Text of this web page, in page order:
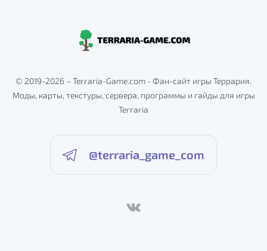
© 2019-2026 – Terraria-Game.com - Фан-сайт игры Террария.
Моды, карты, текстуры, сервера, программы и гайды для игры
Terraria
@terraria_game_com